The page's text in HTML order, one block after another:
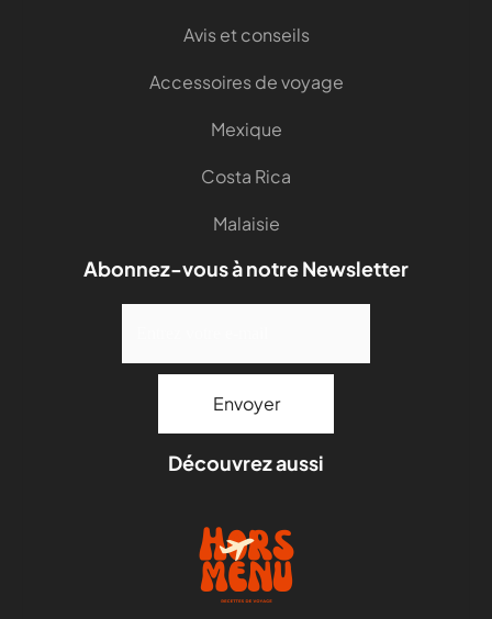
Avis et conseils
Accessoires de voyage
Mexique
Costa Rica
Malaisie
Abonnez-vous à notre Newsletter
Découvrez aussi